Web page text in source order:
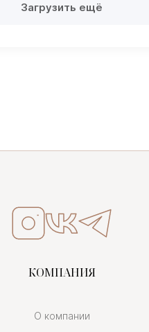
Загрузить ещё
КОМПАНИЯ
О компании